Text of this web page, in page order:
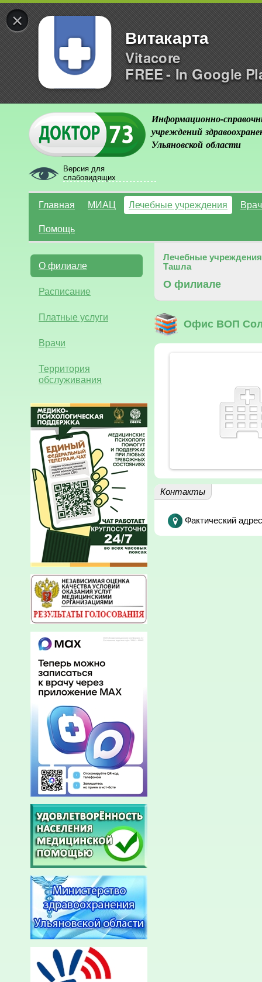
×
Витакарта
Vitacore
FREE - In Google
Версия для
слабовидящих
Информационно-
учреждений
Ульяновской области
Главная МИАЦ Лечебные учреждения
Помощь
О филиале
Расписание
Платные услуги
Врачи
Территория
обслуживания
Лечебные учреждения
Ташла
О филиале
Офис ВОП
Контакты
Фактический